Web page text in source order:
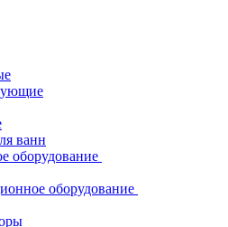
ванн
оборудование
оборудование